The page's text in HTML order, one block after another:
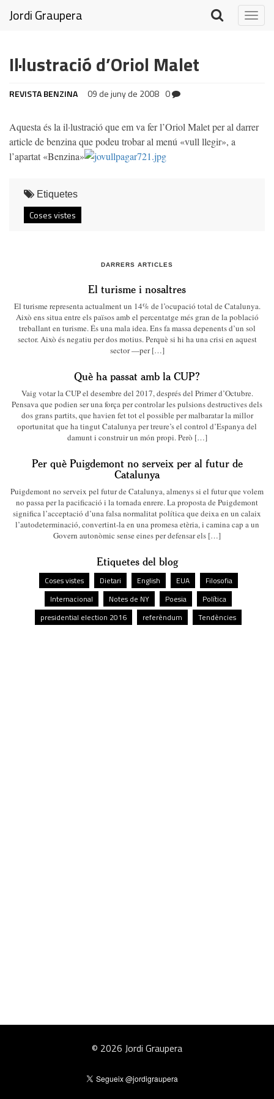
Jordi Graupera
Il·lustració d’Oriol Malet
REVISTA BENZINA 09 de juny de 2008 0
Aquesta és la il·lustració que em va fer l’Oriol Malet per al darrer
article de benzina que podeu trobar al menú «vull llegir», a
l’apartat «Benzina»
Etiquetes
Coses vistes
DARRERS ARTICLES
El turisme i nosaltres
El turisme representa actualment un 14% de l’ocupació total de Catalunya.
Això ens situa entre els països amb el percentatge més gran de la població
treballant en turisme. És una mala idea. Ens fa massa depenents d’un sol
sector. Això és negatiu per dos motius. Perquè si hi ha una crisi en aquest
sector —per […]
Què ha passat amb la CUP?
Vaig votar la CUP el desembre del 2017, després del Primer d’Octubre.
Pensava que podien ser una força per controlar les pulsions destructives dels
dos grans partits, que havien fet tot el possible per malbaratar la millor
oportunitat que ha tingut Catalunya per treure’s el control d’Espanya del
damunt i construir un món propi. Però […]
Per què Puigdemont no serveix per al futur de
Catalunya
Puigdemont no serveix pel futur de Catalunya, almenys si el futur que volem
no passa per la pacificació i la tornada enrere. La proposta de Puigdemont
significa l’acceptació d’una falsa normalitat política que deixa en un calaix
l’autodeterminació, convertint-la en una promesa etèria, i camina cap a un
Govern autonòmic sense eines per defensar els […]
Etiquetes del blog
Coses vistes Dietari English EUA
Filosofia
Internacional
Notes de NY Poesia
Política
presidential election 2016
referèndum Tendències
© 2026 Jordi Graupera